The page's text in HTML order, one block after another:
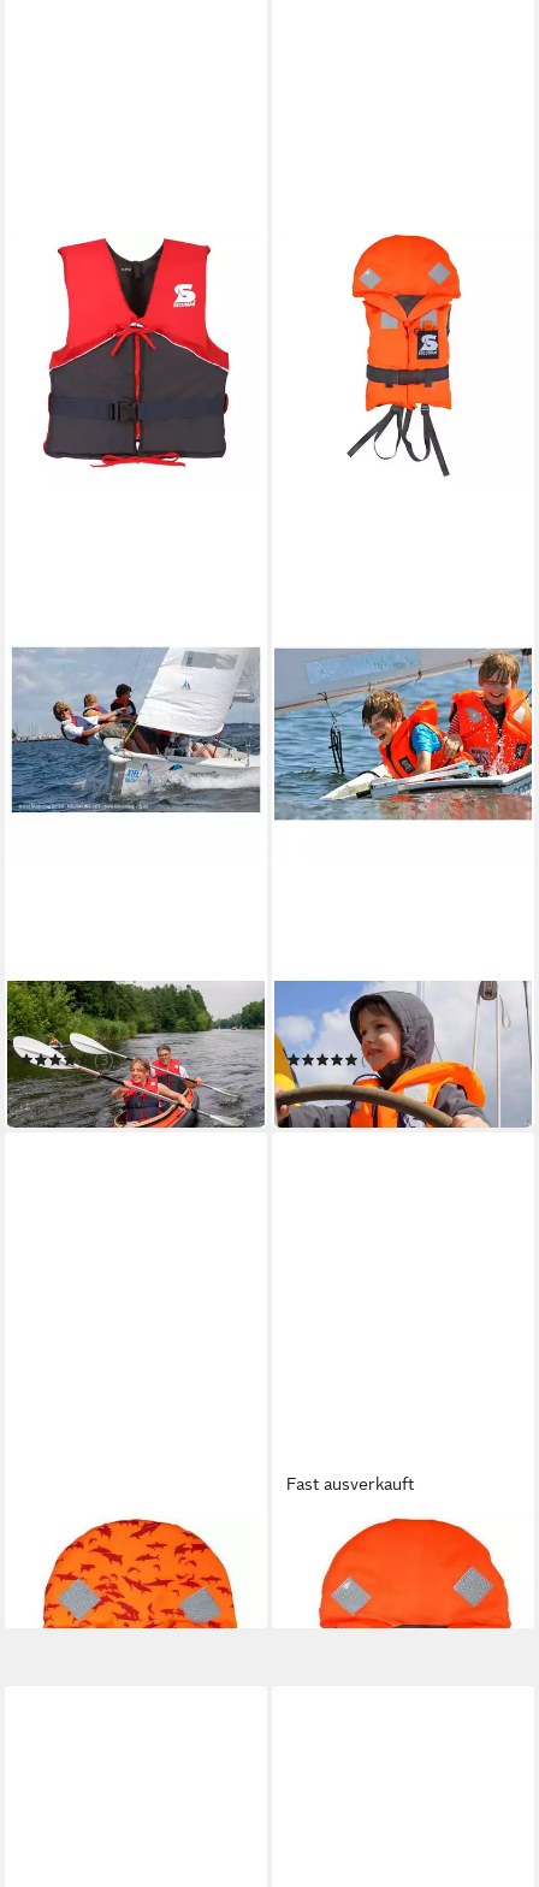
SECUMAR
Schwimmweste Echo
(3)
ab 45,00 €
in 4-5 Werktagen bei dir
SECUMAR
Schwimmweste Bravo
(1)
42,30 €
in 4-5 Werktagen bei dir
SECUMAR
Schwimmweste
56,87 €
in 4-5 Werktagen bei dir
Fast ausverkauft
SECUMAR
Schwimmweste
41,90 €
in 4-5 Werktagen bei dir